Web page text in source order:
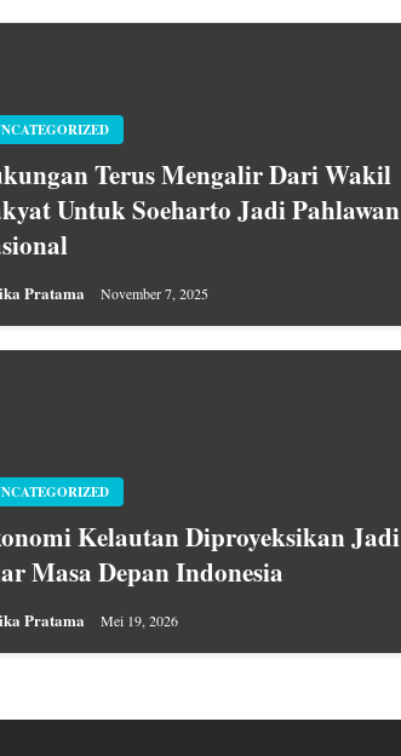
Terus Mengalir Dari Wakil
Untuk Soeharto Jadi Pahlawan
Pratama November 7, 2025
Kelautan Diproyeksikan Jadi
Masa Depan Indonesia
Pratama Mei 19, 2026